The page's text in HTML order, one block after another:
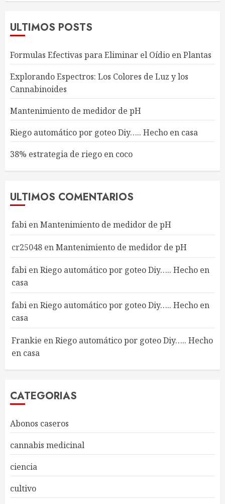
ULTIMOS POSTS
Formulas Efectivas para Eliminar el Oídio en Plantas
Explorando Espectros: Los Colores de Luz y los
Cannabinoides
Mantenimiento de medidor de pH
Riego automático por goteo Diy….. Hecho en casa
38% estrategia de riego en coco
ULTIMOS COMENTARIOS
fabi enMantenimiento de medidor de pH
cr25048 enMantenimiento de medidor de pH
fabi enRiego automático por goteo Diy….. Hecho en
casa
fabi enRiego automático por goteo Diy….. Hecho en
casa
Frankie enRiego automático por goteo Diy….. Hecho
en casa
CATEGORIAS
Abonos caseros
cannabis medicinal
ciencia
cultivo